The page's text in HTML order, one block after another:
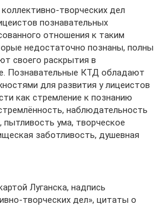
творческих дел
познавательных
отношения к таким
недостаточно познаны, полны
своего раскрытия в
Познавательные КТД обладают
для развития у лицеистов
как стремление к познанию
наблюдательность
ума, творческое
заботливость, душевная
Луганска, надпись
творческих дел», цитаты о